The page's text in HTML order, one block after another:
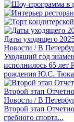
Даты уходящего
Новости / В
Уходящий год
исполнилось 65 лет
рождения Ю.С.
Второй этап
Новости / В
Второй этап
гребного спорта...